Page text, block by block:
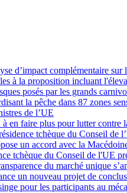
d’impact complémentaire
à la proposition incluant
posés par les grands
la pêche dans 87 zones
de l’UE
en faire plus pour lutter contre
tchèque du Conseil
un accord avec la
tchèque du Conseil de l'UE
du marché unique
un nouveau projet de
pour les participants au